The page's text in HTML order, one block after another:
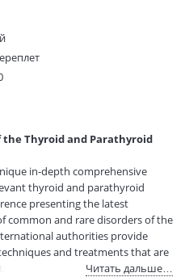
the Thyroid and Parathyroid
in-depth comprehensive
thyroid and parathyroid
presenting the latest
common and rare disorders of the
authorities provide
and treatments that are
approaches advocated by
Читать дальше…